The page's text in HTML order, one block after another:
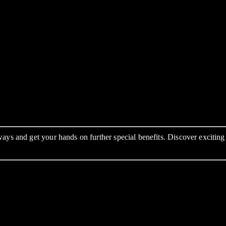
and get your hands on further special benefits. Discover exciting